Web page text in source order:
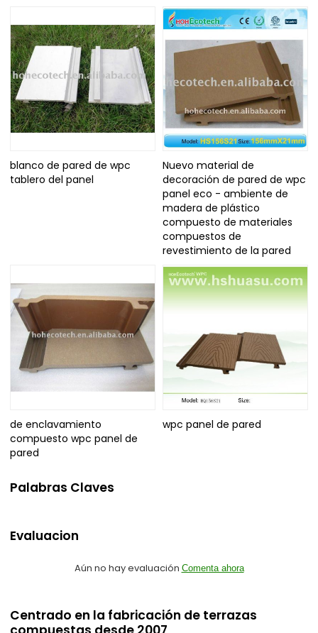
blanco de pared de wpc
tablero del panel
Nuevo material de
decoración de pared de wpc
panel eco - ambiente de
madera de plástico
compuesto de materiales
compuestos de
revestimiento de la pared
de enclavamiento
compuesto wpc panel de
pared
wpc panel de pared
Palabras Claves
Evaluacion
Aún no hay evaluación Comenta ahora
Centrado en la fabricación de terrazas